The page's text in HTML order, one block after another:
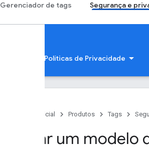
Gerenciador de tags Segurança e
Políticas de Privacidade
Página inicial Produtos Tags
Criar um